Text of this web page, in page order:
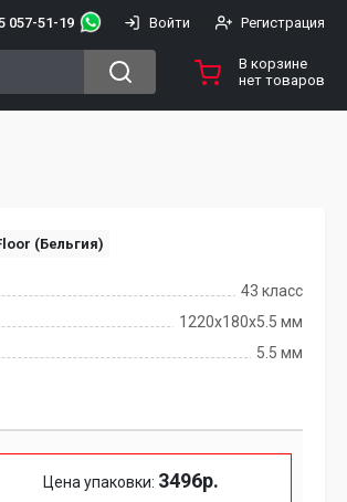
057-51-19 Войти Регистрация
В корзине
нет товаров
(Бельгия)
43 класс
1220х180х5.5 мм
5.5 мм
Цена упаковки: 3496р.